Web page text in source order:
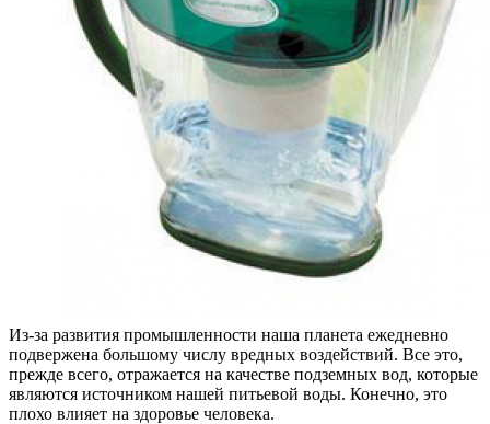
Из-за развития промышленности наша планета ежедневно
подвержена большому числу вредных воздействий. Все это,
прежде всего, отражается на качестве подземных вод, которые
являются источником нашей питьевой воды. Конечно, это
плохо влияет на здоровье человека.